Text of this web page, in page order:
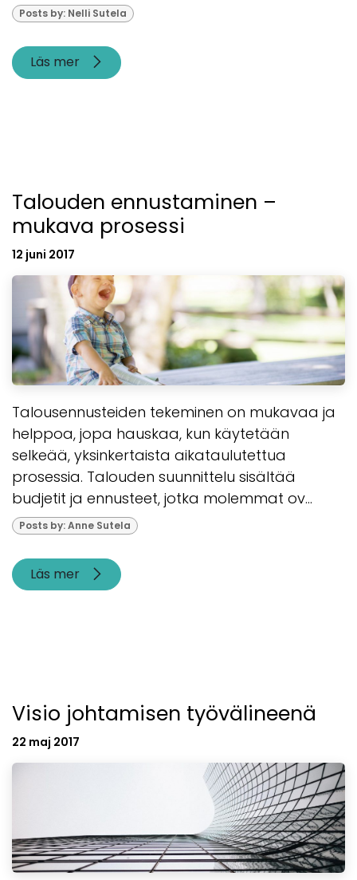
Posts by: Nelli Sutela
Läs mer
Talouden ennustaminen –
mukava prosessi
12 juni 2017
Talousennusteiden tekeminen on mukavaa ja
helppoa, jopa hauskaa, kun käytetään
selkeää, yksinkertaista aikataulutettua
prosessia. Talouden suunnittelu sisältää
budjetit ja ennusteet, jotka molemmat ov...
Posts by: Anne Sutela
Läs mer
Visio johtamisen työvälineenä
22 maj 2017